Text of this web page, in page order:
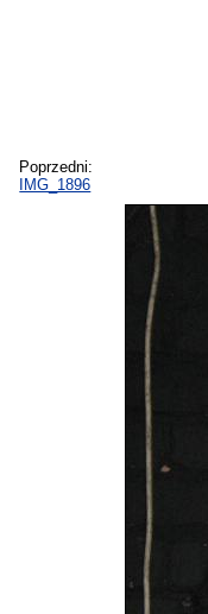
Poprzedni:
IMG_1896